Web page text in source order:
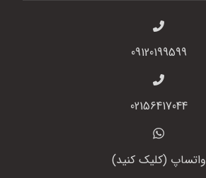
09120199599
02156417044
واتساپ (کلیک کنید)